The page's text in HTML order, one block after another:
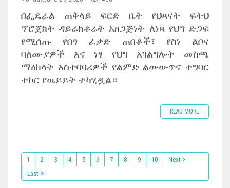
በፌዴራል ጠቅላይ ፍርድ ቤት የህጻናት ፍትህ
ፕሮጀክት ዳይሬክቶሬት አዘጋጅነት ለነጻ የህግ ድጋፍ
የሚሰጡ የበጎ ፈቃድ ጠበቆች፣ የስነ ልቦና
ባለሙያዎች እና ነፃ የህግ አገልግሎት መስጫ
ማዕከላት አስተባባሪዎች የልምድ ልውውጥና ተግባር
ተኮር የዉይይት ተካሂዷል።
READ MORE
1 2 3 4 5 6 7 8 9 10
Next
Last